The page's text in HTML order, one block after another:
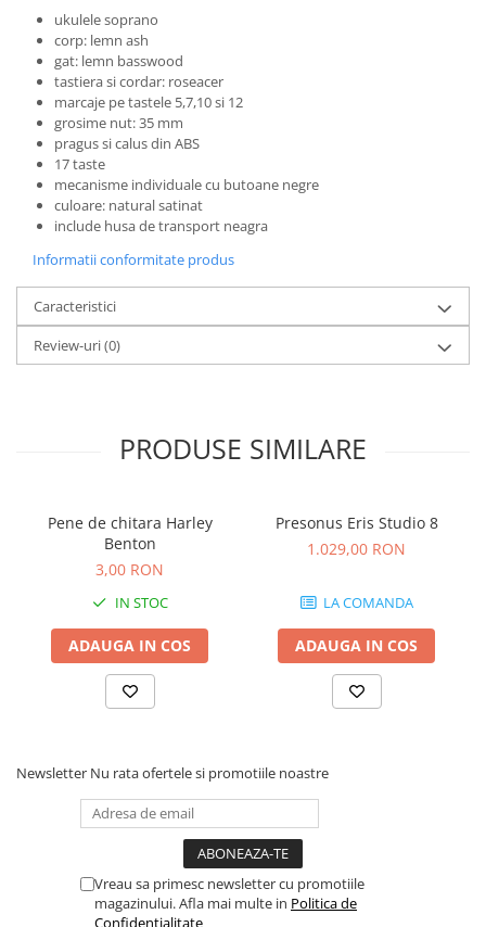
Pop filtre
Preamplificatoare
Protectii antifonice pentru urechi
Rack studio
Recordere de studio
Recordere portabile
Sintetizatoare
Standuri si stative de monitoare
Tratament acustic
Lumini si efecte
Accesorii pentru lumini
Bare Led
Comenzi si controllere
Lasere
Masini de fum si ceata
Moving Head-uri
Par Led si Pinspot
Proiectoare
Scene şi Ring-uri de Dans
Instrumente de percutie
Instrumente de suflat
ukulele soprano
corp: lemn ash
gat: lemn basswood
tastiera si cordar: roseacer
marcaje pe tastele 5,7,10 si 12
grosime nut: 35 mm
pragus si calus din ABS
17 taste
mecanisme individuale cu butoane negre
culoare: natural satinat
include husa de transport neagra
Informatii conformitate produs
Caracteristici
Review-uri(0)
PRODUSE SIMILARE
Pene de chitara Harley
Benton
3,00 RON
IN STOC
ADAUGA IN COS
Presonus Eris Studio 8
1.029,00 RON
LA COMANDA
ADAUGA IN COS
Newsletter Nu rata ofertele si promotiile noastre
Vreau sa primesc newsletter cu promotiile
magazinului. Afla mai multe in Politica de
Confidentialitate